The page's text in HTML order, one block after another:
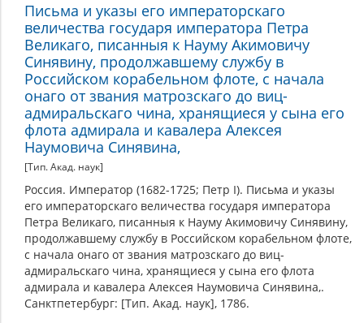
Письма и указы его императорскаго
величества государя императора Петра
Великаго, писанныя к Науму Акимовичу
Синявину, продолжавшему службу в
Российском корабельном флоте, с начала
онаго от звания матрозскаго до виц-
адмиральскаго чина, хранящиеся у сына его
флота адмирала и кавалера Алексея
Наумовича Синявина,
[Тип. Акад. наук]
Россия. Император (1682-1725; Петр I). Письма и указы
его императорскаго величества государя императора
Петра Великаго, писанныя к Науму Акимовичу Синявину,
продолжавшему службу в Российском корабельном флоте,
с начала онаго от звания матрозскаго до виц-
адмиральскаго чина, хранящиеся у сына его флота
адмирала и кавалера Алексея Наумовича Синявина,.
Санктпетербург: [Тип. Акад. наук], 1786.